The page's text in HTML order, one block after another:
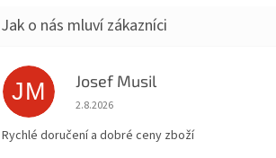
JM Josef Musil
Hodnocení obchodu je 5 z 5 hvězdiček.
2.8.2026
Rychlé doručení a dobré ceny zboží